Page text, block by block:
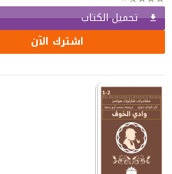
تحميل الكتاب
اشترك الآن